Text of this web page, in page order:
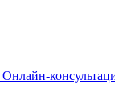
Онлайн-